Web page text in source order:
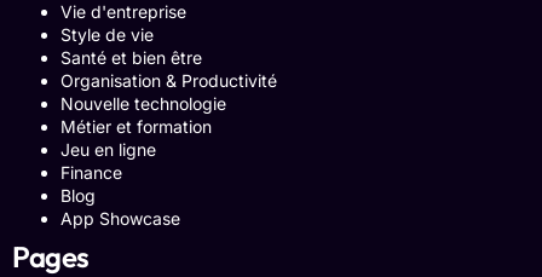
Vie d'entreprise
Style de vie
Santé et bien être
Organisation & Productivité
Nouvelle technologie
Métier et formation
Jeu en ligne
Finance
Blog
App Showcase
Pages